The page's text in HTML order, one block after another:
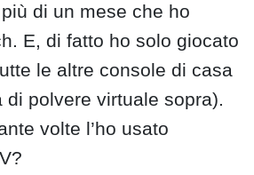
di un mese che ho
E, di fatto ho solo giocato
le altre console di casa
di polvere virtuale sopra).
volte l’ho usato